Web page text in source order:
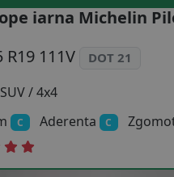
iarna Michelin
R19 111V
DOT 21
SUV / 4x4
C Aderenta C